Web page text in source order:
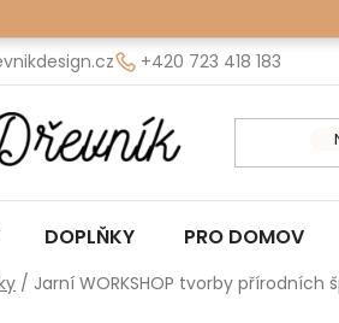
+420 723 418 183
DOPLŇKY PRO DOMOV
/ Jarní WORKSHOP tvorby přírodních